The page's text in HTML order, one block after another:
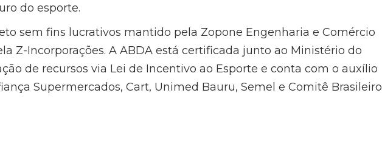
do esporte.
sem fins lucrativos mantido pela Zopone Engenharia e Comércio
Z-Incorporações. A ABDA está certificada junto ao Ministério do
de recursos via Lei de Incentivo ao Esporte e conta com o auxílio
Supermercados, Cart, Unimed Bauru, Semel e Comitê Brasileiro